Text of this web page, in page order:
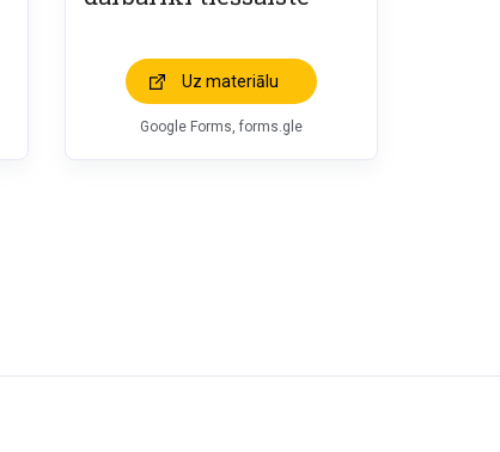
Uz materiālu
Google Forms, forms.gle